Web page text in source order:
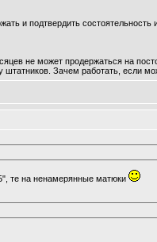
и подтвердить
не может продержаться на
штатников. Зачем работать, если
те на ненамерянные матюки